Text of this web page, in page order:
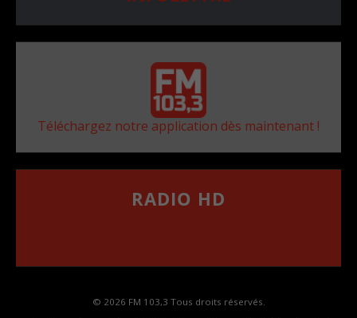
Téléchargez notre application dès maintenant !
RADIO HD
© 2026 FM 103,3 Tous droits réservés.